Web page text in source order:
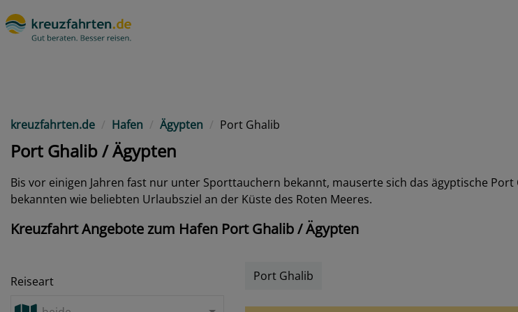
kreuzfahrten.de Hafen Ägypten Port Ghalib
Port Ghalib / Ägypten
Bis vor einigen Jahren fast nur unter Sporttauchern bekannt, mauserte sich das ägyptische
bekannten wie beliebten Urlaubsziel an der Küste des Roten Meeres.
Kreuzfahrt Angebote zum Hafen Port Ghalib / Ägypten
Reiseart
Port Ghalib